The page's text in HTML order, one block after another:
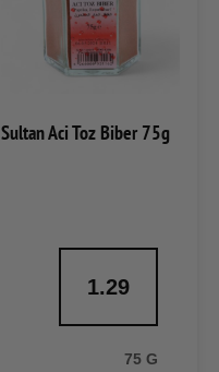
Sultan Aci Toz Biber 75g
1.29
75 G